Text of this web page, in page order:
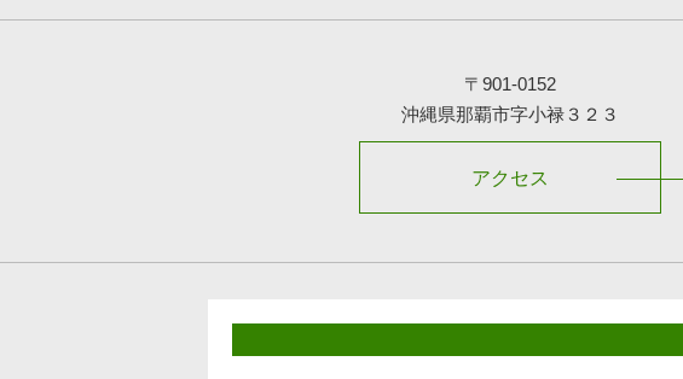
〒901-0152
沖縄県那覇市字小禄３２３
アクセス